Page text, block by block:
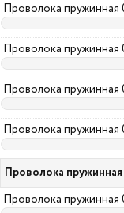
Проволока пружинная
Проволока пружинная
Проволока пружинная
Проволока пружинная
Проволока пружинная
Проволока пружинная